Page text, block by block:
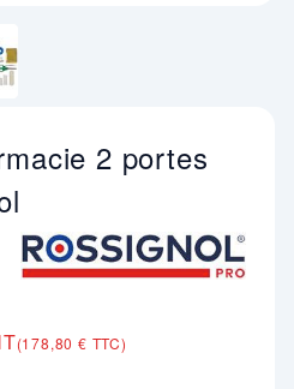
2 portes
(178,80 € TTC)